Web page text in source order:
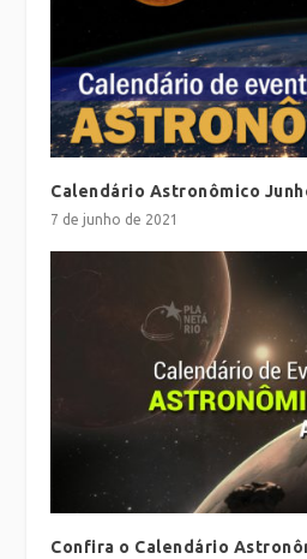
Calendário Astronômico
7 de junho de 2021
Confira o Calendário